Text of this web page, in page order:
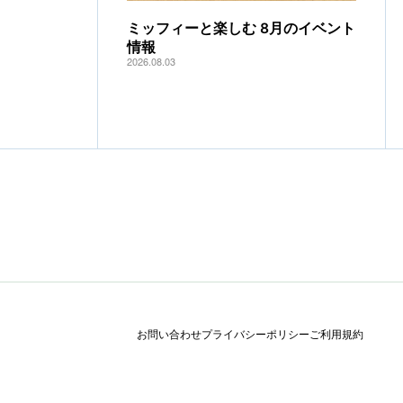
ミッフィーと楽しむ 8月のイベント
情報
2026.08.03
お問い合わせプライバシーポリシー ご利用規約